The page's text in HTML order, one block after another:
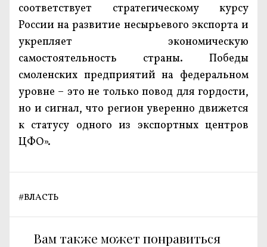
соответствует стратегическому курсу
России на развитие несырьевого экспорта и
укрепляет экономическую
самостоятельность страны. Победы
смоленских предприятий на федеральном
уровне – это не только повод для гордости,
но и сигнал, что регион уверенно движется
к статусу одного из экспортных центров
ЦФО».
#ВЛАСТЬ
Вам также может понравиться